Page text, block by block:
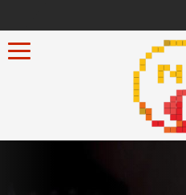
Toggle navigation